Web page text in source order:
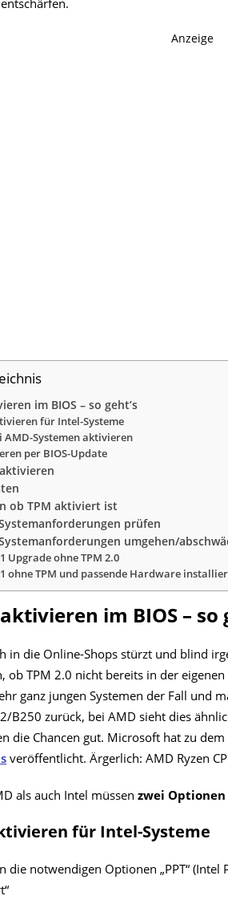
Anzeige
im BIOS – so geht’s
für Intel-Systeme
AMD-Systemen aktivieren
per BIOS-Update
ob TPM aktiviert ist
prüfen
umgehen/
Upgrade ohne TPM 2.0
ohne TPM und passende Hardware
im BIOS – so
in die Online-Shops stürzt und blind
ob TPM 2.0 nicht bereits in der
ganz jungen Systemen der Fall und
B250 zurück, bei AMD sieht dies
die Chancen gut. Microsoft hat zu
veröffentlicht. Ärgerlich: AMD Ryzen
als auch Intel müssen zwei Optionen
für Intel-Systeme
die notwendigen Optionen „PPT“